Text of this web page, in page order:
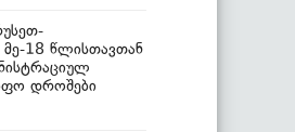
18 წლისთავთან
დროშები